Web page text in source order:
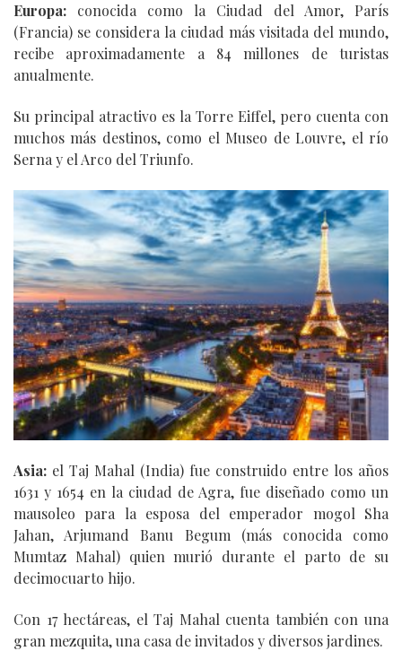
Europa: conocida como la Ciudad del Amor, París
(Francia) se considera la ciudad más visitada del mundo,
recibe aproximadamente a 84 millones de turistas
anualmente.
Su principal atractivo es la Torre Eiffel, pero cuenta con
muchos más destinos, como el Museo de Louvre, el río
Serna y el Arco del Triunfo.
Asia: el Taj Mahal (India) fue construido entre los años
1631 y 1654 en la ciudad de Agra, fue diseñado como un
mausoleo para la esposa del emperador mogol Sha
Jahan, Arjumand Banu Begum (más conocida como
Mumtaz Mahal) quien murió durante el parto de su
decimocuarto hijo.
Con 17 hectáreas, el Taj Mahal cuenta también con una
gran mezquita, una casa de invitados y diversos jardines.